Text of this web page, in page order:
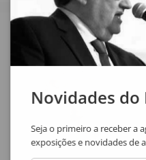
Veja também
Novidades do
Seja o primeiro a receber a
exposições e novidades de